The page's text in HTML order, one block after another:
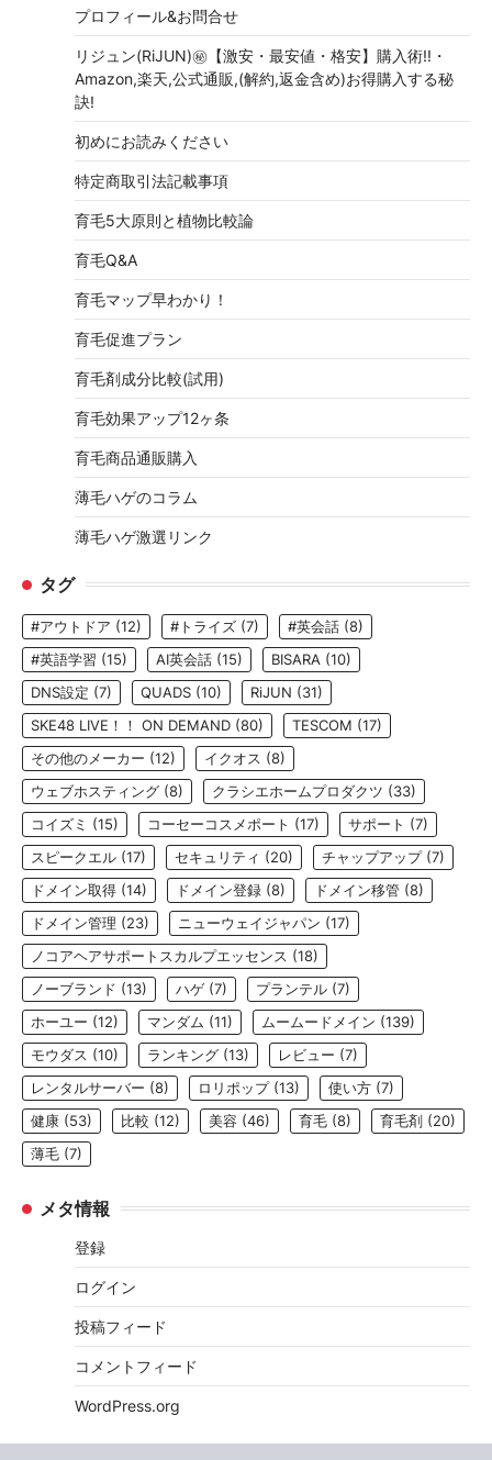
プロフィール&お問合せ
リジュン(RiJUN)㊙【激安・最安値・格安】購入術!!・
Amazon,楽天,公式通販,(解約,返金含め)お得購入する秘
訣!
初めにお読みください
特定商取引法記載事項
育毛5大原則と植物比較論
育毛Q&A
育毛マップ早わかり！
育毛促進プラン
育毛剤成分比較(試用)
育毛効果アップ12ヶ条
育毛商品通販購入
薄毛ハゲのコラム
薄毛ハゲ激選リンク
タグ
#アウトドア (12) #トライズ (7) #英会話 (8)
#英語学習 (15) AI英会話 (15) BISARA (10)
DNS設定 (7) QUADS (10) RiJUN (31)
SKE48 LIVE！！ ON DEMAND (80) TESCOM (17)
その他のメーカー (12) イクオス (8)
ウェブホスティング (8) クラシエホームプロダクツ (33)
コイズミ (15) コーセーコスメポート (17) サポート (7)
スピークエル (17) セキュリティ (20) チャップアップ(7)
ドメイン取得 (14) ドメイン登録 (8) ドメイン移管 (8)
ドメイン管理 (23) ニューウェイジャパン (17)
ノコアヘアサポートスカルプエッセンス (18)
ノーブランド (13) ハゲ (7) プランテル (7)
ホーユー (12) マンダム (11) ムームードメイン (139)
モウダス (10) ランキング (13) レビュー (7)
レンタルサーバー (8) ロリポップ(13) 使い方 (7)
健康 (53) 比較 (12) 美容 (46) 育毛 (8) 育毛剤 (20)
薄毛 (7)
メタ情報
登録
ログイン
投稿フィード
コメントフィード
WordPress.org